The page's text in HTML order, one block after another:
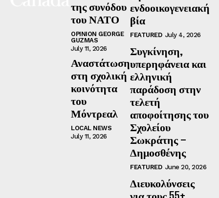
της συνόδου
του ΝΑΤΟ
OPINION GEORGE
GUZMAS
July 11, 2026
Αναστάτωση
στη σχολική
κοινότητα
του
Μόντρεαλ
LOCAL NEWS
July 11, 2026
ενδοοικογενειακή
βία
FEATURED July 4, 2026
Συγκίνηση,
υπερηφάνεια και
ελληνική
παράδοση στην
τελετή
αποφοίτησης του
Σχολείου
Σωκράτης –
Δημοσθένης
FEATURED June 20, 2026
Διευκολύνσεις